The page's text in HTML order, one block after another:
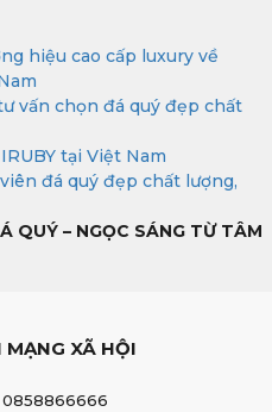
hiệu cao cấp luxury về
vấn chọn đá quý đẹp chất
tại Việt Nam
đá quý đẹp chất lượng,
QUÝ – NGỌC SÁNG TỪ TÂM
MẠNG XÃ HỘI
0858866666